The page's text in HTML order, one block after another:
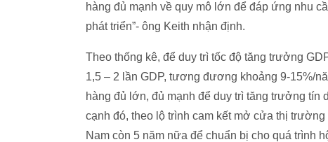
hàng đủ mạnh về quy mô lớn để đáp ứng nhu
phát triển”- ông Keith nhận định.
Theo thống kê, để duy trì tốc độ tăng trưởng
1,5 – 2 lần GDP, tương đương khoảng 9-15%/
hàng đủ lớn, đủ mạnh để duy trì tăng trưởng tín
cạnh đó, theo lộ trình cam kết mở cửa thị
Nam còn 5 năm nữa để chuẩn bị cho quá trình